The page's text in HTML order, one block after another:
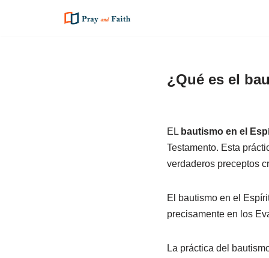
¿Qué es el
EL bautismo en el
Testamento. Esta
verdaderos preceptos
El bautismo en el
precisamente en los
La práctica del